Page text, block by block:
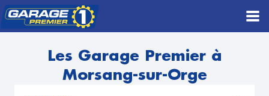
Les Garage Premier à
Morsang-sur-Orge